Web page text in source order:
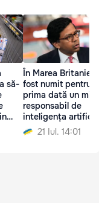
să-
În Marea Britanie a
fost numit pentru
prima dată un
responsabil de
inteligența
21 Iul. 14:01